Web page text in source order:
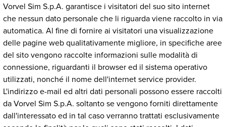
Vorvel Sim S.p.A. garantisce i visitatori del suo sito internet
che nessun dato personale che li riguarda viene raccolto in via
automatica. Al fine di fornire ai visitatori una visualizzazione
delle pagine web qualitativamente migliore, in specifiche aree
del sito vengono raccolte informazioni sulle modalità di
connessione, riguardanti il browser ed il sistema operativo
utilizzati, nonché il nome dell'internet service provider.
L'indirizzo e-mail ed altri dati personali possono essere raccolti
da Vorvel Sim S.p.A. soltanto se vengono forniti direttamente
dall'interessato ed in tal caso verranno trattati esclusivamente